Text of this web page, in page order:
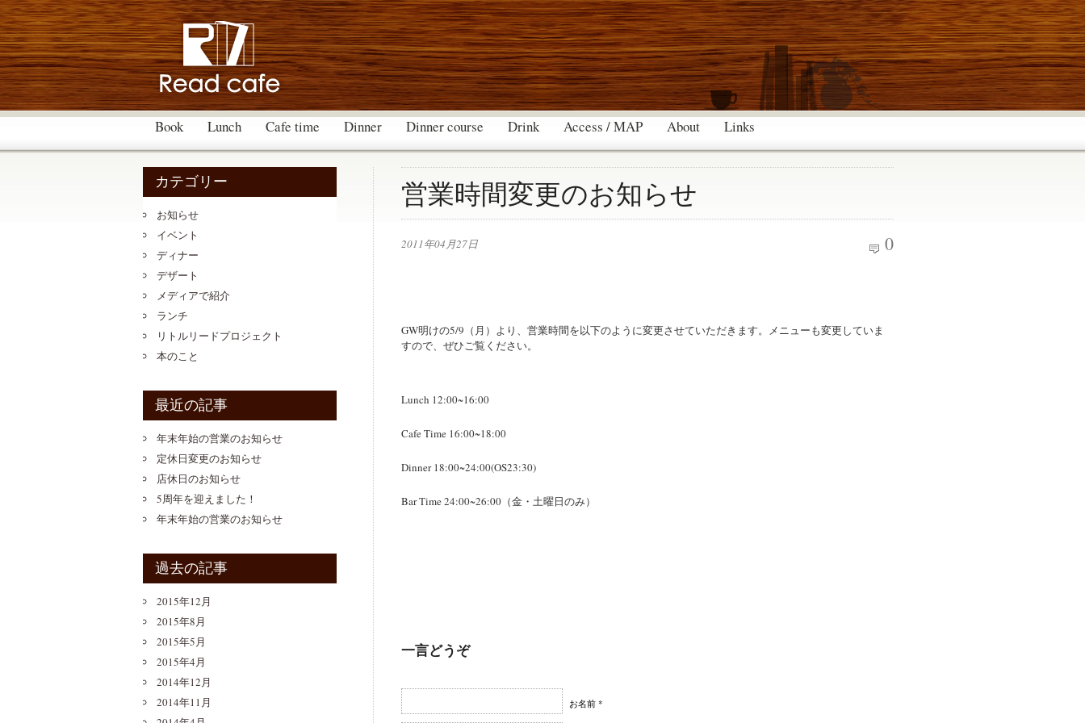
Book Lunch Cafe time Dinner Dinner course Drink Access / MAP About Links
営業時間変更のお知らせ
2011年04月27日 0
GW明けの5/9（月）より、営業時間を以下のように変更させていただきます。メニューも変更していま
すので、ぜひご覧ください。
Lunch 12:00~16:00
Cafe Time 16:00~18:00
Dinner 18:00~24:00(OS23:30)
Bar Time 24:00~26:00（金・土曜日のみ）
一言どうぞ
お名前 *
カテゴリー
お知らせ
イベント
ディナー
デザート
メディアで紹介
ランチ
リトルリードプロジェクト
本のこと
最近の記事
年末年始の営業のお知らせ
定休日変更のお知らせ
店休日のお知らせ
5周年を迎えました！
年末年始の営業のお知らせ
過去の記事
2015年12月
2015年8月
2015年5月
2015年4月
2014年12月
2014年11月